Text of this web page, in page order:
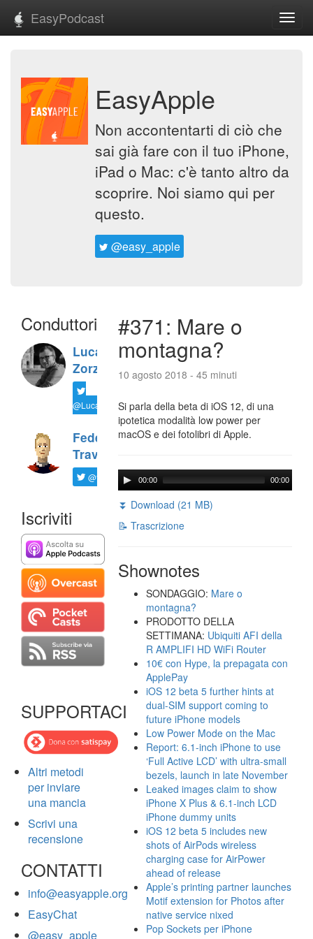
EasyPodcast
EasyApple
Non accontentarti di ciò che
sai già fare con il tuo iPhone,
iPad o Mac: c'è tanto altro da
scoprire. Noi siamo qui per
questo.
@easy_apple
Conduttori
Luca
Zorzi
@LucaTNT
Federico
Travaini
@ftrava
Iscriviti
SUPPORTACI
Altri metodi
per inviare
una mancia
Scrivi una
recensione
CONTATTI
info@easyapple.org
EasyChat
@easy_apple
#371: Mare o
montagna?
10 agosto 2018 - 45 minuti
Si parla della beta di iOS 12, di una
ipotetica modalità low power per
macOS e dei fotolibri di Apple.
00:00 00:00
⏬ Download (21 MB)
📝 Trascrizione
Shownotes
SONDAGGIO: Mare o
montagna?
PRODOTTO DELLA
SETTIMANA: Ubiquiti AFI della
R AMPLIFI HD WiFi Router
10€ con Hype, la prepagata con
ApplePay
iOS 12 beta 5 further hints at
dual-SIM support coming to
future iPhone models
Low Power Mode on the Mac
Report: 6.1-inch iPhone to use
‘Full Active LCD’ with ultra-small
bezels, launch in late November
Leaked images claim to show
iPhone X Plus & 6.1-inch LCD
iPhone dummy units
iOS 12 beta 5 includes new
shots of AirPods wireless
charging case for AirPower
ahead of release
Apple’s printing partner launches
Motif extension for Photos after
native service nixed
Pop Sockets per iPhone